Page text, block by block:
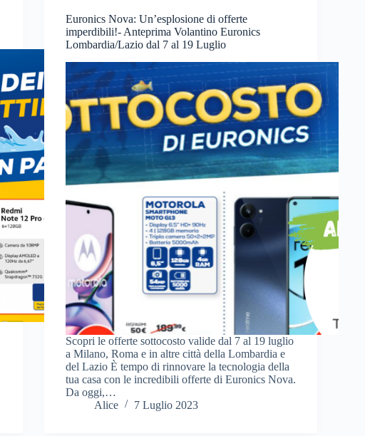
Euronics Nova: Un’esplosione di offerte
imperdibili!- Anteprima Volantino Euronics
Lombardia/Lazio dal 7 al 19 Luglio
Scopri le offerte sottocosto valide dal 7 al 19 luglio
a Milano, Roma e in altre città della Lombardia e
del Lazio È tempo di rinnovare la tecnologia della
tua casa con le incredibili offerte di Euronics Nova.
Da oggi,…
Alice
7 Luglio 2023